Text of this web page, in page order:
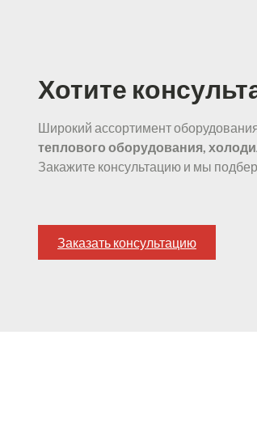
Хотите
Широкий ассортимент
теплового оборудования,
Закажите консультацию и мы
Заказать консультацию